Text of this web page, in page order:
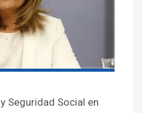
Seguridad Social en